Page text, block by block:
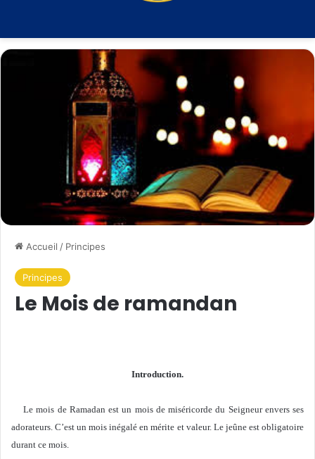
Accueil / Principes
Principes
Le Mois de ramandan
Introduction.
Le mois de Ramadan est un mois de miséricorde du Seigneur envers ses
adorateurs. C’est un mois inégalé en mérite et valeur. Le jeûne est obligatoire
durant ce mois.